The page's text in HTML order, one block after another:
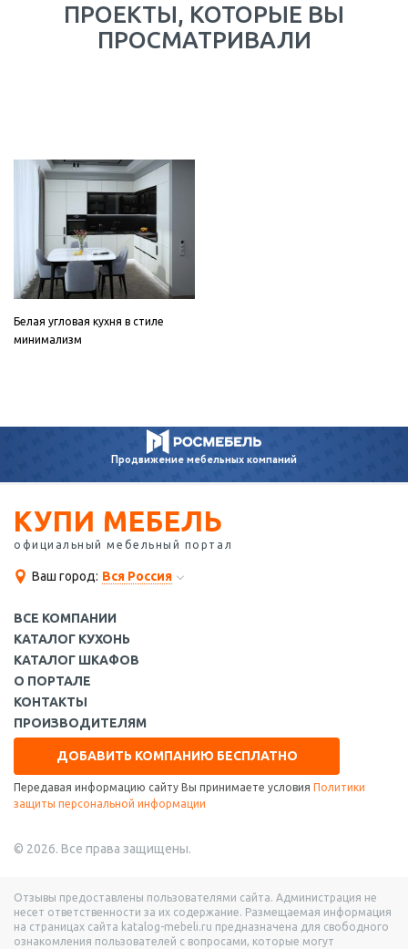
ПРОЕКТЫ, КОТОРЫЕ ВЫ
ПРОСМАТРИВАЛИ
Белая угловая кухня в стиле
минимализм
Продвижениемебельных компаний
КУПИ МЕБЕЛЬ
официальный мебельный портал
Ваш город: Вся Россия
ВСЕ КОМПАНИИ
КАТАЛОГ КУХОНЬ
КАТАЛОГ ШКАФОВ
О ПОРТАЛЕ
КОНТАКТЫ
ПРОИЗВОДИТЕЛЯМ
ДОБАВИТЬ КОМПАНИЮ БЕСПЛАТНО
Передавая информацию сайту Вы принимаете условия Политики
защиты персональной информации
© 2026. Все права защищены.
Отзывы предоставлены пользователями сайта. Администрация не
несет ответственности за их содержание. Размещаемая информация
на страницах сайта katalog-mebeli.ru предназначена для свободного
ознакомления пользователей с вопросами, которые могут